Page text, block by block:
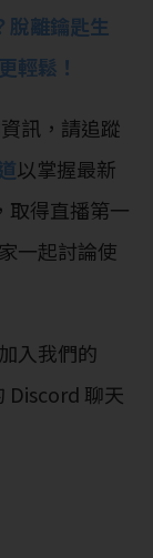
脫離鑰匙生
輕鬆！
訊，請追蹤
以掌握最新
，取得直播第一
一起討論使
入我們的
Discord 聊天